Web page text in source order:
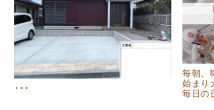
･･･
毎朝、
始まり
毎日の